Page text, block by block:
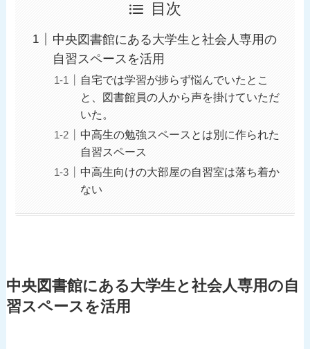
目次
中央図書館にある大学生と社会人専用の
自習スペースを活用
自宅では学習が捗らず悩んでいたとこ
と、図書館員の人から声を掛けていただ
いた。
中高生の勉強スペースとは別に作られた
自習スペース
中高生向けの大部屋の自習室は落ち着か
ない
中央図書館にある大学生と社会人専用の自
習スペースを活用